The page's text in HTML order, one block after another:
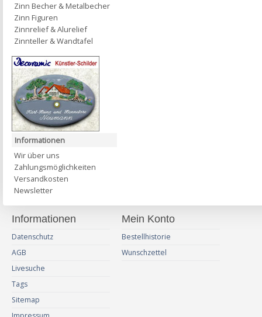
Zinn Becher & Metalbecher
Zinn Figuren
Zinnrelief & Alurelief
Zinnteller & Wandtafel
Informationen
Wir über uns
Zahlungsmöglichkeiten
Versandkosten
Newsletter
Informationen
Datenschutz
AGB
Livesuche
Tags
Sitemap
Mein Konto
Bestellhistorie
Wunschzettel